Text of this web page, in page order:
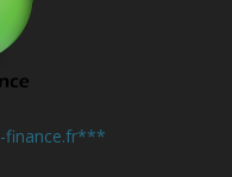
finance.fr***